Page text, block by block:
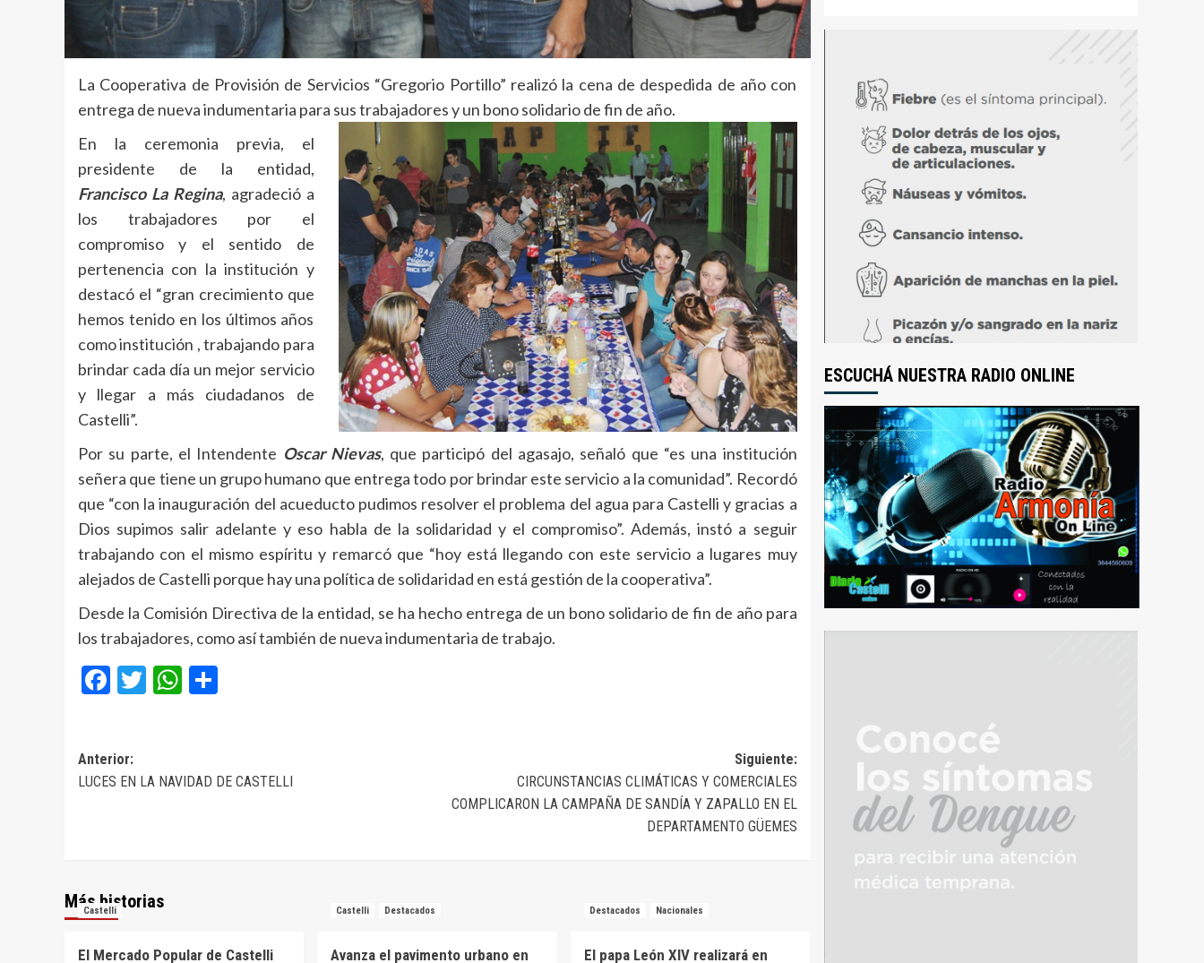
La Cooperativa de Provisión de Servicios “Gregorio Portillo” realizó la cena de despedida de año con
entrega de nueva indumentaria para sus trabajadores y un bono solidario de fin de año.
En la ceremonia previa, el
presidente de la entidad,
Francisco La Regina, agradeció a
los trabajadores por el
compromiso y el sentido de
pertenencia con la institución y
destacó el “gran crecimiento que
hemos tenido en los últimos años
como institución , trabajando para
brindar cada día un mejor servicio
y llegar a más ciudadanos de
Castelli”.
Por su parte, el Intendente Oscar Nievas, que participó del agasajo, señaló que “es una institución
señera que tiene un grupo humano que entrega todo por brindar este servicio a la comunidad”. Recordó
que “con la inauguración del acueducto pudimos resolver el problema del agua para Castelli y gracias a
Dios supimos salir adelante y eso habla de la solidaridad y el compromiso”. Además, instó a seguir
trabajando con el mismo espíritu y remarcó que “hoy está llegando con este servicio a lugares muy
alejados de Castelli porque hay una política de solidaridad en está gestión de la cooperativa”.
Desde la Comisión Directiva de la entidad, se ha hecho entrega de un bono solidario de fin de año para
los trabajadores, como así también de nueva indumentaria de trabajo.
Facebook
TwitterWhatsApp
Navegación
de
Anterior:
LUCES EN LA NAVIDAD DE CASTELLI
Siguiente:
CIRCUNSTANCIAS CLIMÁTICAS Y COMERCIALES
COMPLICARON LA CAMPAÑA DE SANDÍA Y ZAPALLO EN EL
DEPARTAMENTO GÜEMES
Más historias
Castelli
El Mercado Popular de Castelli
Castelli Destacados
Avanza el pavimento urbano en
Destacados Nacionales
El papa León XIV realizará en
ESCUCHÁ NUESTRA RADIO ONLINE